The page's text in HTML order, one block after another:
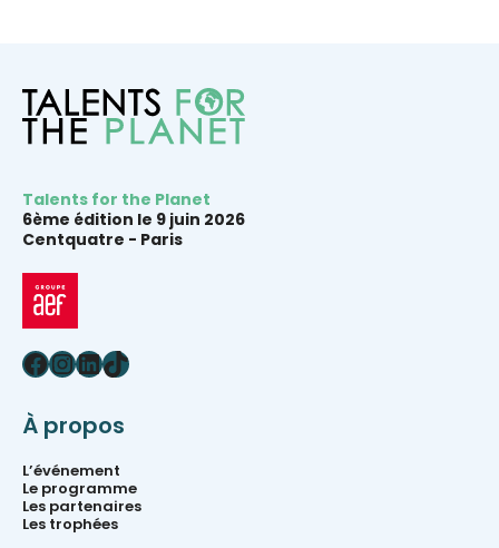
Talents for the Planet
6ème édition le 9 juin 2026
Centquatre - Paris
Facebook
Instagram
LinkedIn
TikTok
À propos
L’événement
Le programme
Les partenaires
Les trophées